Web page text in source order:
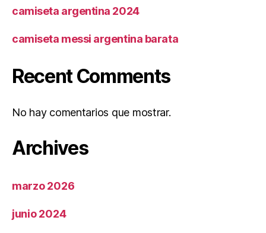
camiseta argentina 2024
camiseta messi argentina barata
Recent Comments
No hay comentarios que mostrar.
Archives
marzo 2026
junio 2024